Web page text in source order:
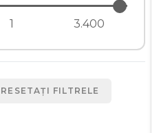
RESETAȚI FILTRELE